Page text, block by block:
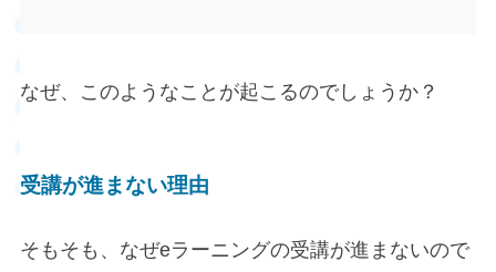
なぜ、このようなことが起こるのでしょうか？
受講が進まない理由
そもそも、なぜeラーニングの受講が進まないので